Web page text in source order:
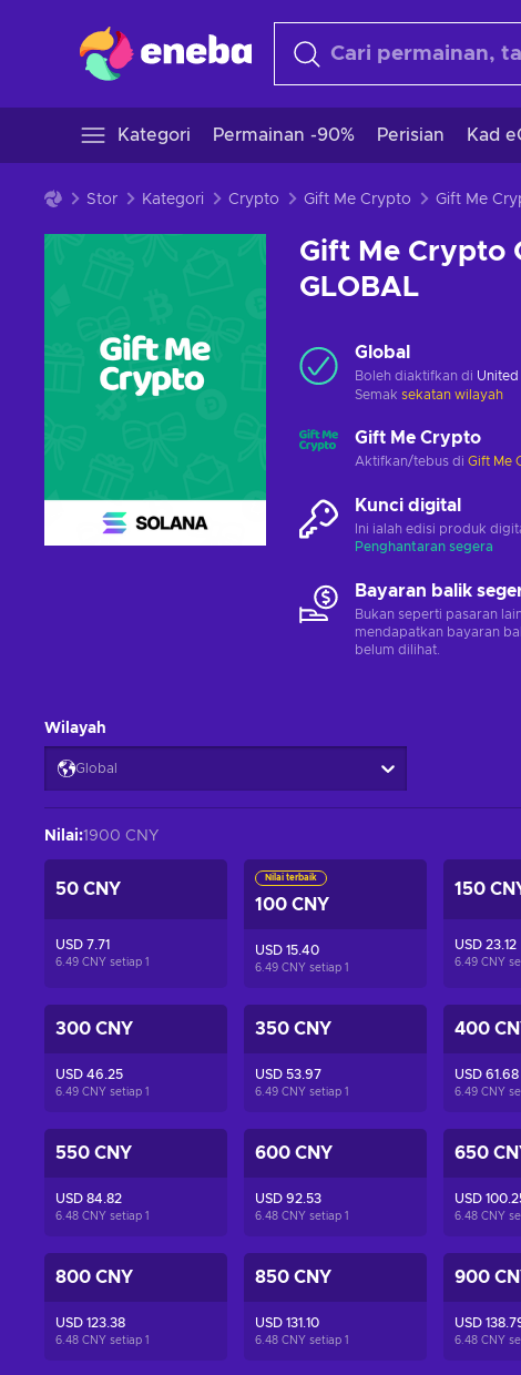
Kategori Permainan -90% Perisian Kad
Stor Kategori Crypto Gift Me Crypto
Gift Me Crypto
GLOBAL
Global
Boleh diaktifkan di
Semak sekatan wilayah
Gift Me Crypto
Aktifkan/tebus di Gift Me
Kunci digital
Ini ialah edisi produk
Penghantaran segera
Bayaran balik
Bukan seperti pasaran
mendapatkan bayaran
belum dilihat.
Wilayah
Global
Nilai:1900 CNY
50 CNY
USD 7.71
6.49 CNY setiap 1
Nilai terbaik
100 CNY
USD 15.40
6.49 CNY setiap 1
150
USD 23.12
6.49 CNY
300 CNY
USD 46.25
6.49 CNY setiap 1
350 CNY
USD 53.97
6.49 CNY setiap 1
400
USD 61.68
6.49 CNY
550 CNY
USD 84.82
6.48 CNY setiap 1
600 CNY
USD 92.53
6.48 CNY setiap 1
650
USD
6.48 CNY
800 CNY
USD 123.38
6.48 CNY setiap 1
850 CNY
USD 131.10
6.48 CNY setiap 1
900
USD
6.48 CNY